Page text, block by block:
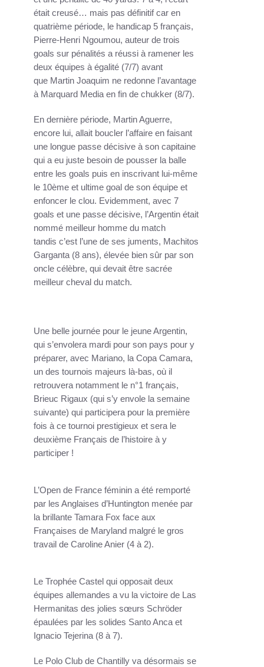
était creusé… mais pas définitif car en
quatrième période, le handicap 5 français,
Pierre-Henri Ngoumou, auteur de trois
goals sur pénalités a réussi à ramener les
deux équipes à égalité (7/7) avant
que Martin Joaquim ne redonne l’avantage
à Marquard Media en fin de chukker (8/7).
En dernière période, Martin Aguerre,
encore lui, allait boucler l’affaire en faisant
une longue passe décisive à son capitaine
qui a eu juste besoin de pousser la balle
entre les goals puis en inscrivant lui-même
le 10ème et ultime goal de son équipe et
enfoncer le clou. Evidemment, avec 7
goals et une passe décisive, l’Argentin était
nommé meilleur homme du match
tandis c’est l’une de ses juments, Machitos
Garganta (8 ans), élevée bien sûr par son
oncle célèbre, qui devait être sacrée
meilleur cheval du match.
Une belle journée pour le jeune Argentin,
qui s’envolera mardi pour son pays pour y
préparer, avec Mariano, la Copa Camara,
un des tournois majeurs là-bas, où il
retrouvera notamment le n°1 français,
Brieuc Rigaux (qui s’y envole la semaine
suivante) qui participera pour la première
fois à ce tournoi prestigieux et sera le
deuxième Français de l’histoire à y
participer !
L’Open de France féminin a été remporté
par les Anglaises d’Huntington menée par
la brillante Tamara Fox face aux
Françaises de Maryland malgré le gros
travail de Caroline Anier (4 à 2).
Le Trophée Castel qui opposait deux
équipes allemandes a vu la victoire de Las
Hermanitas des jolies sœurs Schröder
épaulées par les solides Santo Anca et
Ignacio Tejerina (8 à 7).
Le Polo Club de Chantilly va désormais se